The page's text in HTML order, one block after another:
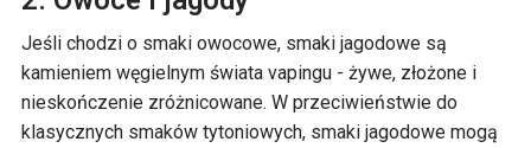
Jeśli chodzi o smaki owocowe, smaki jagodowe są
kamieniem węgielnym świata vapingu - żywe, złożone i
nieskończenie zróżnicowane. W przeciwieństwie do
klasycznych smaków tytoniowych, smaki jagodowe mogą